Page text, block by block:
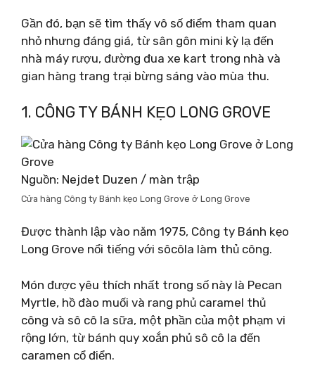
Gần đó, bạn sẽ tìm thấy vô số điểm tham quan
nhỏ nhưng đáng giá, từ sân gôn mini kỳ lạ đến
nhà máy rượu, đường đua xe kart trong nhà và
gian hàng trang trại bừng sáng vào mùa thu.
1. CÔNG TY BÁNH KẸO LONG GROVE
Nguồn: Nejdet Duzen / màn trập
Cửa hàng Công ty Bánh kẹo Long Grove ở Long Grove
Được thành lập vào năm 1975, Công ty Bánh kẹo
Long Grove nổi tiếng với sôcôla làm thủ công.
Món được yêu thích nhất trong số này là Pecan
Myrtle, hồ đào muối và rang phủ caramel thủ
công và sô cô la sữa, một phần của một phạm vi
rộng lớn, từ bánh quy xoắn phủ sô cô la đến
caramen cổ điển.